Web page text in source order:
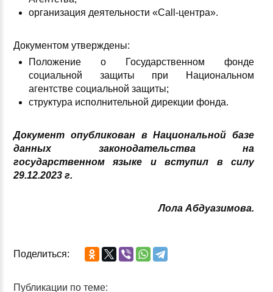
организация деятельности «Саll-центра».
Документом утверждены:
Положение о Государственном фонде
социальной защиты при Национальном
агентстве социальной защиты;
структура исполнительной дирекции фонда.
Документ опубликован в Национальной базе
данных законодательства на
государственном языке и вступил в силу
29.12.2023 г.
Лола Абдуазимова.
Поделиться:
Публикации по теме: